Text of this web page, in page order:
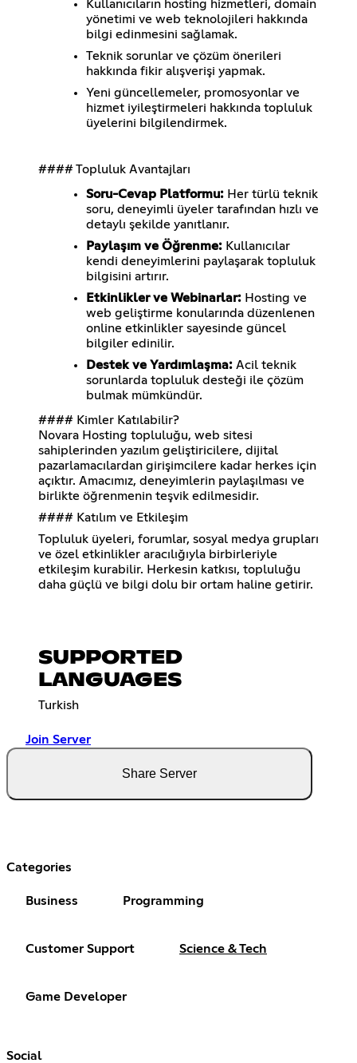
Kullanıcıların hosting hizmetleri, domain
yönetimi ve web teknolojileri hakkında
bilgi edinmesini sağlamak.
Teknik sorunlar ve çözüm önerileri
hakkında fikir alışverişi yapmak.
Yeni güncellemeler, promosyonlar ve
hizmet iyileştirmeleri hakkında topluluk
üyelerini bilgilendirmek.
#### Topluluk Avantajları
Soru-Cevap Platformu: Her türlü teknik
soru, deneyimli üyeler tarafından hızlı ve
detaylı şekilde yanıtlanır.
Paylaşım ve Öğrenme: Kullanıcılar
kendi deneyimlerini paylaşarak topluluk
bilgisini artırır.
Etkinlikler ve Webinarlar: Hosting ve
web geliştirme konularında düzenlenen
online etkinlikler sayesinde güncel
bilgiler edinilir.
Destek ve Yardımlaşma: Acil teknik
sorunlarda topluluk desteği ile çözüm
bulmak mümkündür.
#### Kimler Katılabilir?
Novara Hosting topluluğu, web sitesi
sahiplerinden yazılım geliştiricilere, dijital
pazarlamacılardan girişimcilere kadar herkes için
açıktır. Amacımız, deneyimlerin paylaşılması ve
birlikte öğrenmenin teşvik edilmesidir.
#### Katılım ve Etkileşim
Topluluk üyeleri, forumlar, sosyal medya grupları
ve özel etkinlikler aracılığıyla birbirleriyle
etkileşim kurabilir. Herkesin katkısı, topluluğu
daha güçlü ve bilgi dolu bir ortam haline getirir.
SUPPORTED
LANGUAGES
Turkish
Join Server
Share Server
Categories
Business Programming
Customer Support Science & Tech
Game Developer
Social